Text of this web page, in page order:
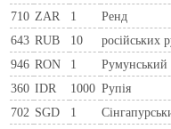
710 ZAR 1 Ренд
643 RUB 10 російських
946 RON 1 Румунський
360 IDR 1000 Рупія
702 SGD 1